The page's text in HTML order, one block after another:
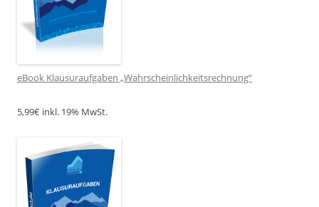
eBook Klausuraufgaben „Wahrscheinlichkeitsrechnung“
5,99€ inkl. 19% MwSt.